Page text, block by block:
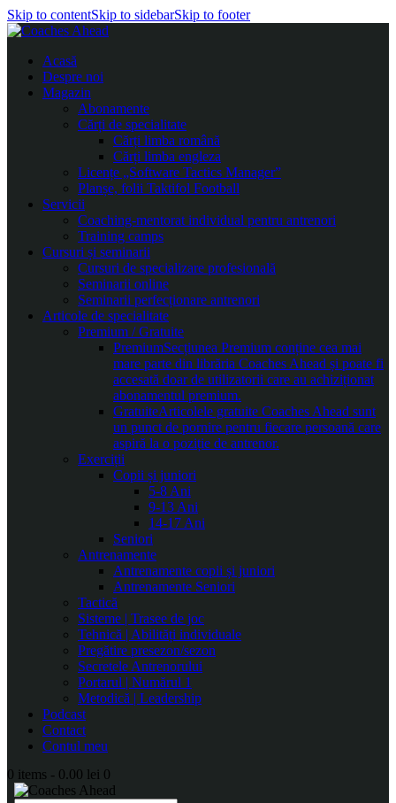
Skip to contentSkip to sidebarSkip to footer
Acasă
Despre noi
Magazin
Abonamente
Cărți de specialitate
Cărți limba română
Cărți limba engleza
Licențe „Software Tactics Manager”
Planșe, folii Taktifol Football
Servicii
Coaching-mentorat individual pentru antrenori
Training camps
Cursuri și seminarii
Cursuri de specializare profesională
Seminarii online
Seminarii perfecționare antrenori
Articole de specialitate
Premium / Gratuite
PremiumSecțiunea Premium conține cea mai
mare parte din librăria Coaches Ahead și poate fi
accesată doar de utilizatorii care au achiziționat
abonamentul premium.
GratuiteArticolele gratuite Coaches Ahead sunt
un punct de pornire pentru fiecare persoană care
aspiră la o poziție de antrenor.
Exerciții
Copii și juniori
5-8 Ani
9-13 Ani
14-17 Ani
Seniori
Antrenamente
Antrenamente copii și juniori
Antrenamente Seniori
Tactică
Sisteme | Trasee de joc
Tehnică | Abilități individuale
Pregătire presezon/sezon
Secretele Antrenorului
Portarul | Numărul 1
Metodică | Leadership
Podcast
Contact
Contul meu
0 items - 0.00 lei 0